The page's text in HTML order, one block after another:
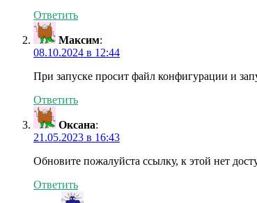
Ответить
Максим:
08.10.2024 в 12:44
При запуске просит файл конфигурации и
Ответить
Оксана:
21.05.2023 в 16:43
Обновите пожалуйста ссылку, к этой нет
Ответить